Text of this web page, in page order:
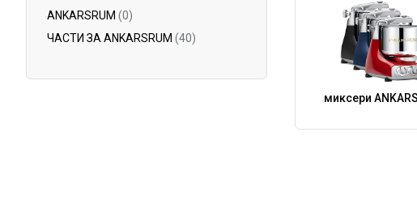
ANKARSRUM (0)
ЧАСТИ ЗА ANKARSRUM (40)
миксери